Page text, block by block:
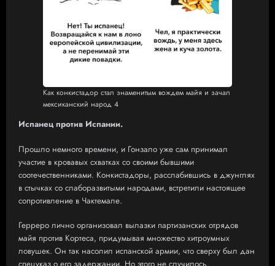
Как конкистадор стал знаменитым вождем майя и зачал
мексиканский народ 4
Испанец против Испании.
Прошло немного времени, и Гонзало уже сам принимал
участие в кровавых схватках со своими бывшими
соотечественниками. Конкистадоры, расслабившись в джунглях
в стычках со слаборазвитыми народами, встретили настоящее
сопротивление в Чактемале.
Герреро лично организовал вылазки партизанских отрядов
майя против Кортеса, придумывая множество хитроумных
ловушек. Он так насолил испанской армии, что сверху был дан